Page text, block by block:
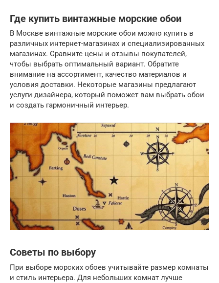
Где купить винтажные морские обои
В Москве винтажные морские обои можно купить в
различных интернет-магазинах и специализированных
магазинах. Сравните цены и отзывы покупателей,
чтобы выбрать оптимальный вариант. Обратите
внимание на ассортимент, качество материалов и
условия доставки. Некоторые магазины предлагают
услуги дизайнера, который поможет вам выбрать обои
и создать гармоничный интерьер.
Советы по выбору
При выборе морских обоев учитывайте размер комнаты
и стиль интерьера. Для небольших комнат лучше